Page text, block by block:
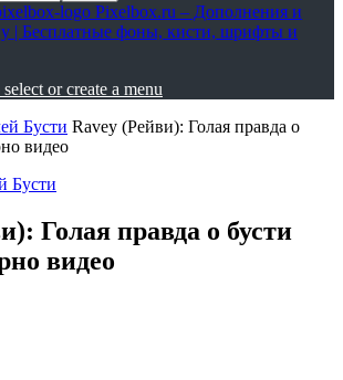
Pixelbox.ru – Дополнения и
| Бесплатные фоны, кисти, шрифты и
or create a menu
Бусти Ravey (Рейви): Голая правда о
видео
Бусти
Голая правда о бусти
видео